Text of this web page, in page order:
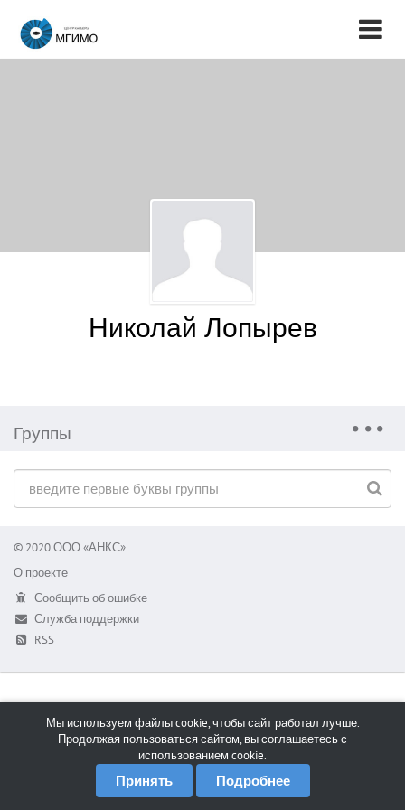
Николай Лопырев
Группы
© 2020 ООО «АНКС»
О проекте
Сообщить об ошибке
Служба поддержки
RSS
Мы используем файлы cookie, чтобы сайт работал лучше.
Продолжая пользоваться сайтом, вы соглашаетесь с
использованием cookie.
Принять Подробнее